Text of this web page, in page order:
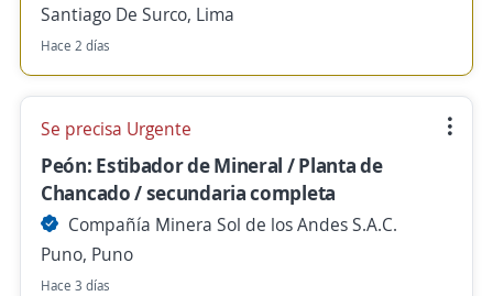
Santiago De Surco, Lima
Hace 2 días
Se precisa Urgente
Peón: Estibador de Mineral / Planta de
Chancado / secundaria completa
Compañía Minera Sol de los Andes S.A.C.
Puno, Puno
Hace 3 días